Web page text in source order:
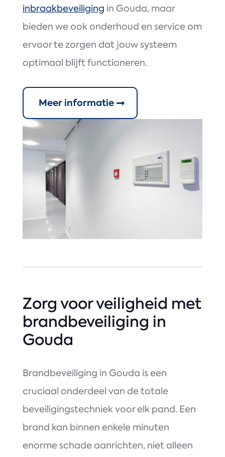
inbraakbeveiliging in Gouda, maar
bieden we ook onderhoud en service om
ervoor te zorgen dat jouw systeem
optimaal blijft functioneren.
Meer informatie
Zorg voor veiligheid met
brandbeveiliging in
Gouda
Brandbeveiliging in Gouda is een
cruciaal onderdeel van de totale
beveiligingstechniek voor elk pand. Een
brand kan binnen enkele minuten
enorme schade aanrichten, niet alleen